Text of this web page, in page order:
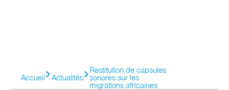
Accueil Actualités
Restitution de capsules
sonores sur les
migrations africaines